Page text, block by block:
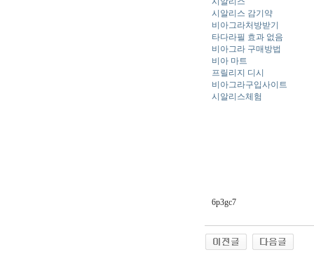
시알리스 감기약
비아그라처방받기
타다라필 효과 없음
비아그라 구매방법
비아 마트
프릴리지 디시
비아그라구입사이트
시알리스체험
6p3gc7